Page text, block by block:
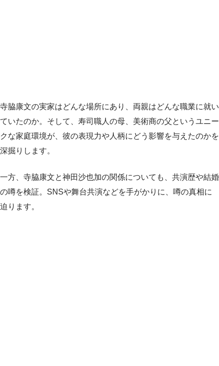
寺脇康文の実家はどんな場所にあり、両親はどんな職業に就い
ていたのか。そして、寿司職人の母、美術商の父というユニー
クな家庭環境が、彼の表現力や人柄にどう影響を与えたのかを
深掘りします。
一方、寺脇康文と神田沙也加の関係についても、共演歴や結婚
の噂を検証。SNSや舞台共演などを手がかりに、噂の真相に
迫ります。